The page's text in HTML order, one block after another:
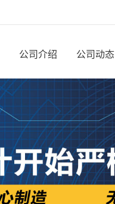
公司介绍 公司动态